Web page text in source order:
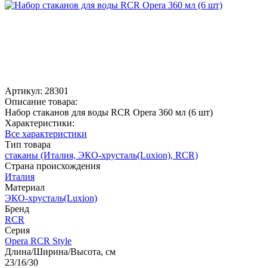
Артикул: 28301
Описание товара:
Набор стаканов для воды RCR Opera 360 мл (6 шт)
Характеристики:
Все характеристики
Тип товара
стаканы (Италия, ЭКО-хрусталь(Luxion), RCR)
Страна происхождения
Италия
Материал
ЭКО-хрусталь(Luxion)
Бренд
RCR
Серия
Opera RCR Style
Длина/Ширина/Высота, см
23/16/30